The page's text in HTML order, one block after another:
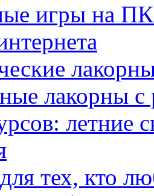
игры на
лакорны с
летние
тех, кто